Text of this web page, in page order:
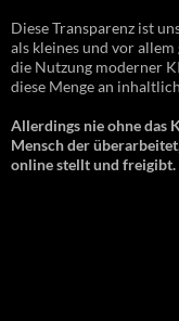
Diese Transparenz ist
als kleines und vor
die Nutzung moderner
diese Menge an
Allerdings nie ohne das
Mensch der
online stellt und freigibt.